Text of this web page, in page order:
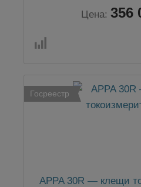
Цена: 356
Госреестр
APPA 30R — клещи